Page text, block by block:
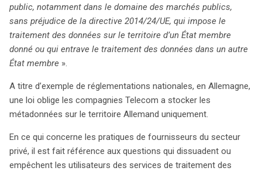
public, notamment dans le domaine des marchés publics,
sans préjudice de la directive 2014/24/UE, qui impose le
traitement des données sur le territoire d’un État membre
donné ou qui entrave le traitement des données dans un autre
État membre ».
A titre d’exemple de réglementations nationales, en Allemagne,
une loi oblige les compagnies Telecom a stocker les
métadonnées sur le territoire Allemand uniquement.
En ce qui concerne les pratiques de fournisseurs du secteur
privé, il est fait référence aux questions qui dissuadent ou
empêchent les utilisateurs des services de traitement des